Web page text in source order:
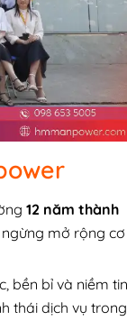
12 năm thành
mở rộng cơ
bền bỉ và niềm
thái dịch vụ trong